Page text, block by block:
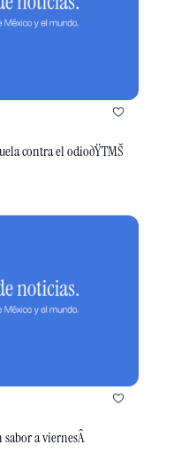
contra el odioðŸTMŠ
ðŸ1Â Tus noticias para este jueves con sabor a viernesÂ